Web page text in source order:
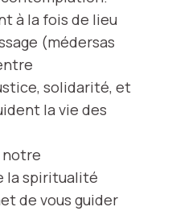
à la fois de lieu
(médersas
solidarité, et
la vie des
notre
la spiritualité
de vous guider